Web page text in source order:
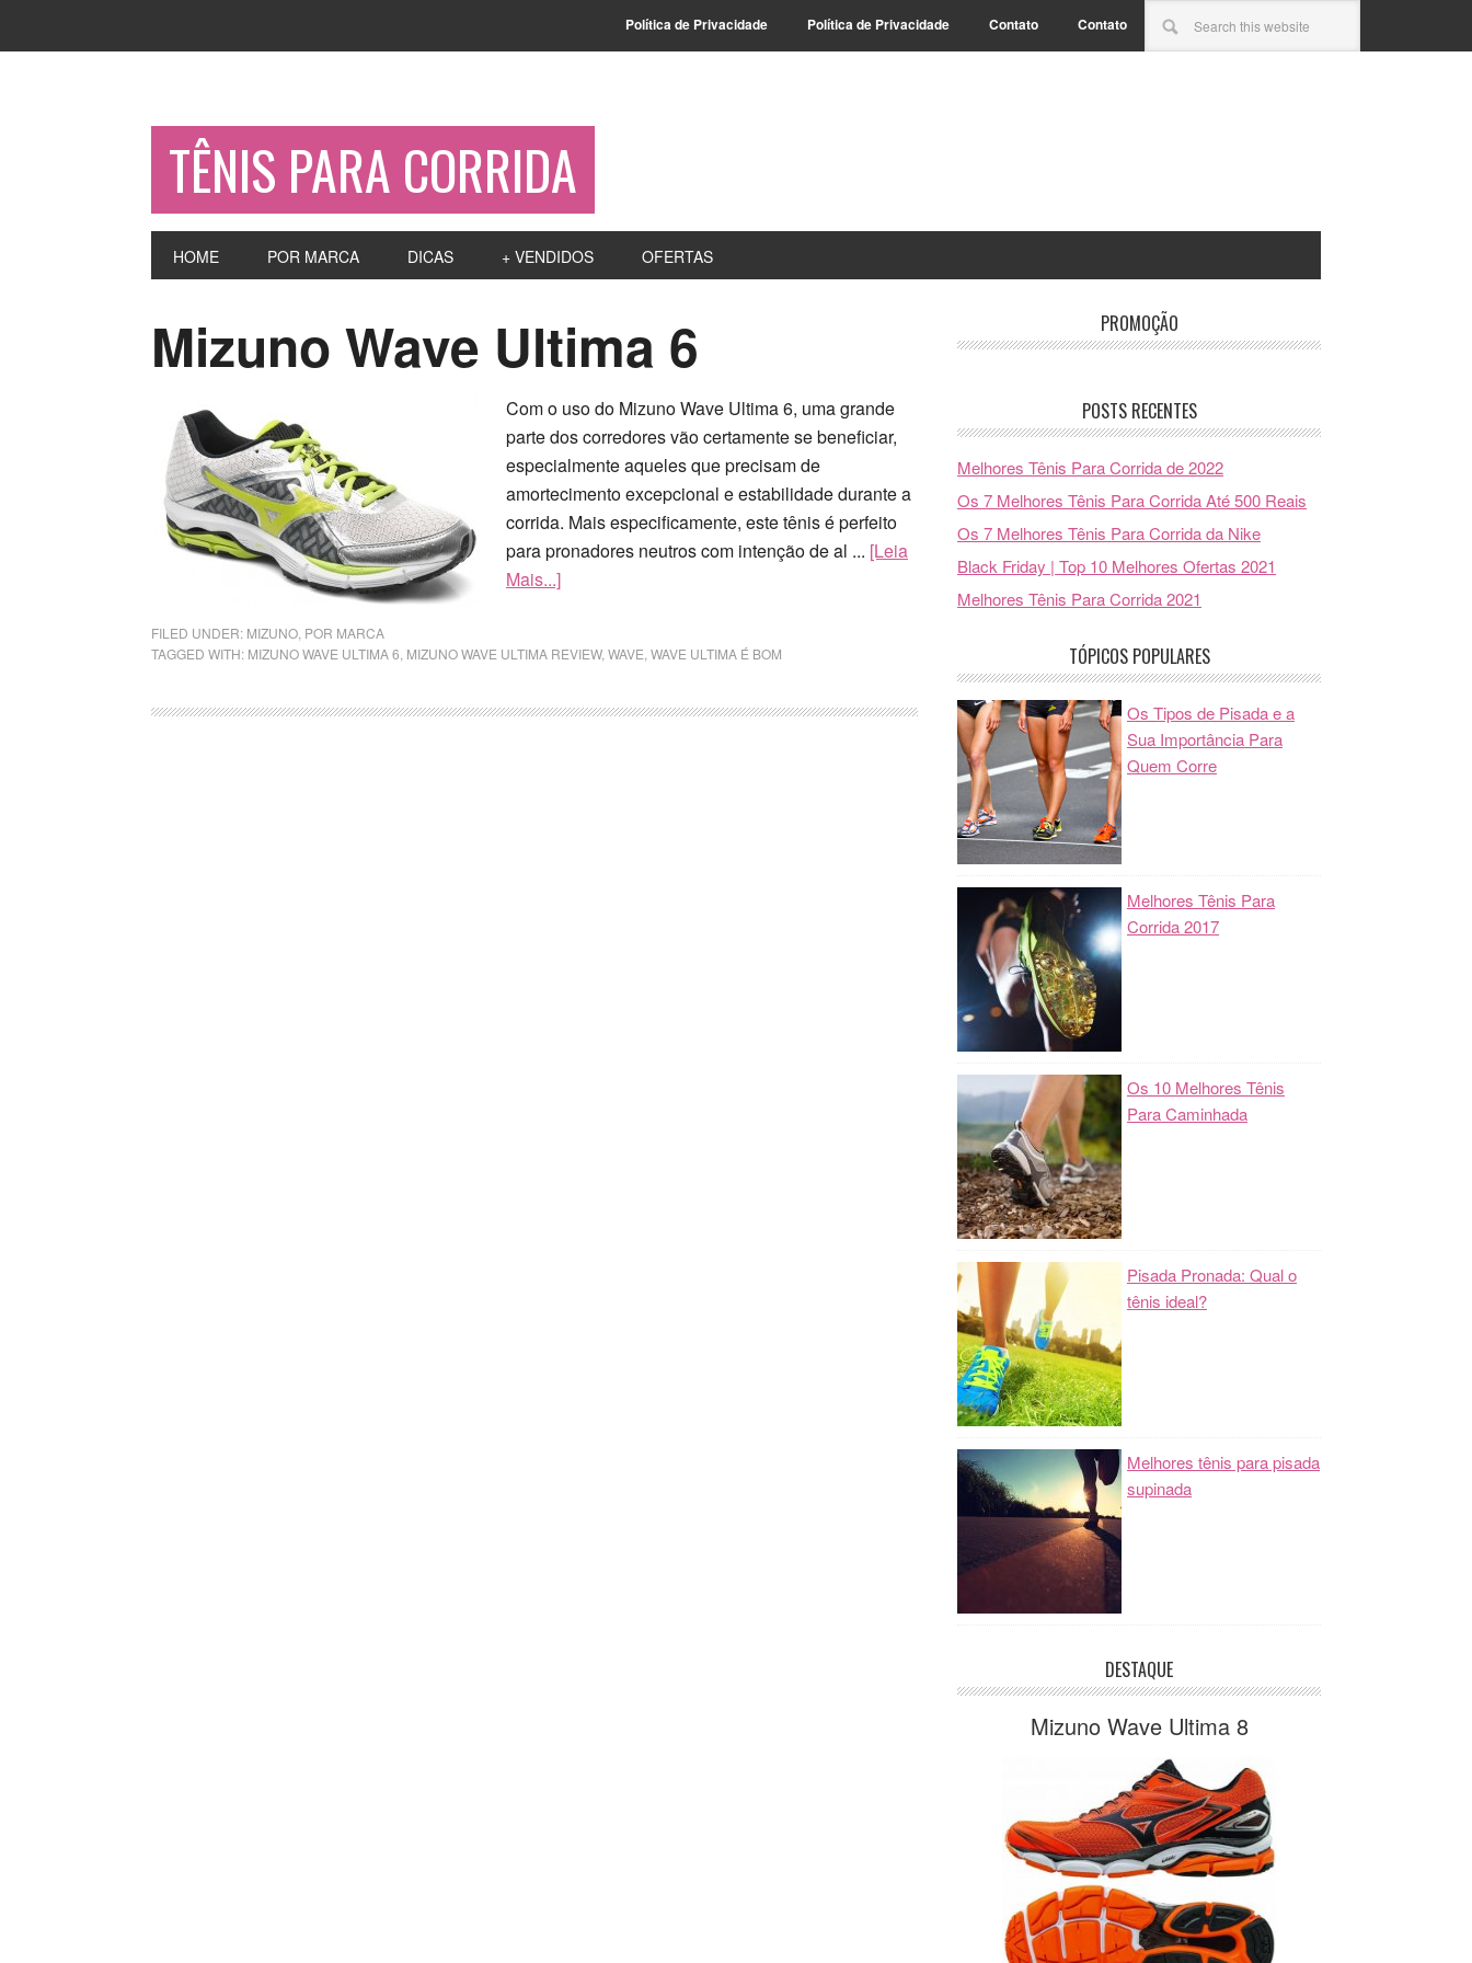
Política de Privacidade Política de Privacidade Contato Contato
TÊNIS PARA CORRIDA
HOME POR MARCA DICAS + VENDIDOS OFERTAS
Mizuno Wave Ultima 6
Com o uso do Mizuno Wave Ultima 6, uma grande
parte dos corredores vão certamente se beneficiar,
especialmente aqueles que precisam de
amortecimento excepcional e estabilidade durante a
corrida. Mais especificamente, este tênis é perfeito
para pronadores neutros com intenção de al ... [Leia
Mais...]
FILED UNDER: MIZUNO POR MARCA
TAGGED WITH: MIZUNO WAVE ULTIMA 6 MIZUNO WAVE ULTIMA REVIEW, WAVE WAVE ULTIMA É BOM
PROMOÇÃO
POSTS RECENTES
Melhores Tênis Para Corrida de 2022
Os 7 Melhores Tênis Para Corrida Até 500 Reais
Os 7 Melhores Tênis Para Corrida da Nike
Black Friday | Top 10 Melhores Ofertas 2021
Melhores Tênis Para Corrida 2021
TÓPICOS POPULARES
Os Tipos de Pisada e a
Sua Importância Para
Quem Corre
Melhores Tênis Para
Corrida 2017
Os 10 Melhores Tênis
Para Caminhada
Pisada Pronada: Qual o
tênis ideal?
Melhores tênis para pisada
supinada
DESTAQUE
Mizuno Wave Ultima 8